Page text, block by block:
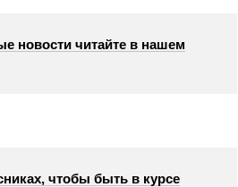
новости читайте в нашем
чтобы быть в курсе